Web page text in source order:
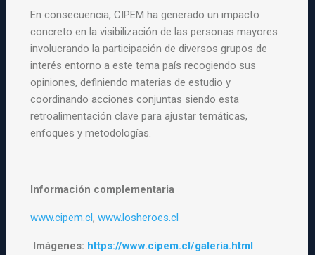
En consecuencia, CIPEM ha generado un impacto
concreto en la visibilización de las personas mayores
involucrando la participación de diversos grupos de
interés entorno a este tema país recogiendo sus
opiniones, definiendo materias de estudio y
coordinando acciones conjuntas siendo esta
retroalimentación clave para ajustar temáticas,
enfoques y metodologías.
Información complementaria
www.cipem.cl,www.losheroes.cl
Imágenes: https://www.cipem.cl/galeria.html